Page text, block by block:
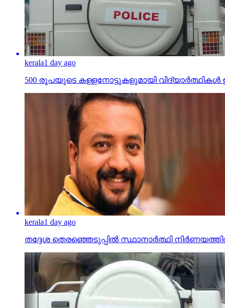
kerala1 day ago
500 രൂപയുടെ കള്ളനോട്ടുകളുമായി
kerala1 day ago
തദ്ദേശ തെരഞ്ഞെടുപ്പില്‍ സ്ഥാനാര്‍ത്ഥി